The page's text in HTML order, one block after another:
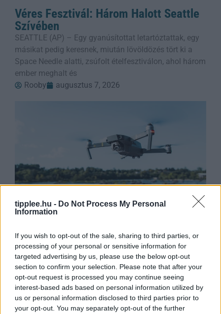
tipplee.hu - Do Not Process My Personal
Information
If you wish to opt-out of the sale, sharing to third parties, or
processing of your personal or sensitive information for
targeted advertising by us, please use the below opt-out
section to confirm your selection. Please note that after your
opt-out request is processed you may continue seeing
interest-based ads based on personal information utilized by
us or personal information disclosed to third parties prior to
your opt-out. You may separately opt-out of the further
Véres Fesztivál: Három Halott Seattle
Szívében
SEATTLE (AP) – Egy gyanúsítottat letartóztattak, egy
másikat pedig keresnek, miután lövöldözés tört ki a
Space Needle alatti, zsúfolt ételfesztiválon, ahol három
ember meghalt és
Rooby
augusztus 7, 2026
téged – kipróbáltuk a Mondo Benit
Sean Hollister, a The Verge vezető szerkesztője,
kipróbálta a Beni nevű kétlábú robotkutyát, amely
ugrál, trükközik, és stabil 4K-ban követi a gazdáját. A
körülbelül 600
Rooby
augusztus 7, 2026